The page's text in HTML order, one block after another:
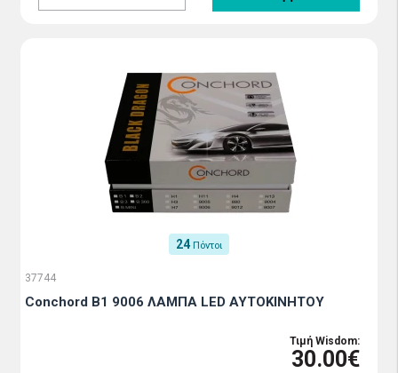
24 Πόντοι
37744
Conchord B1 9006 ΛΑΜΠΑ LED ΑΥΤΟΚΙΝΗΤΟΥ
Τιμή Wisdom:
30.00€